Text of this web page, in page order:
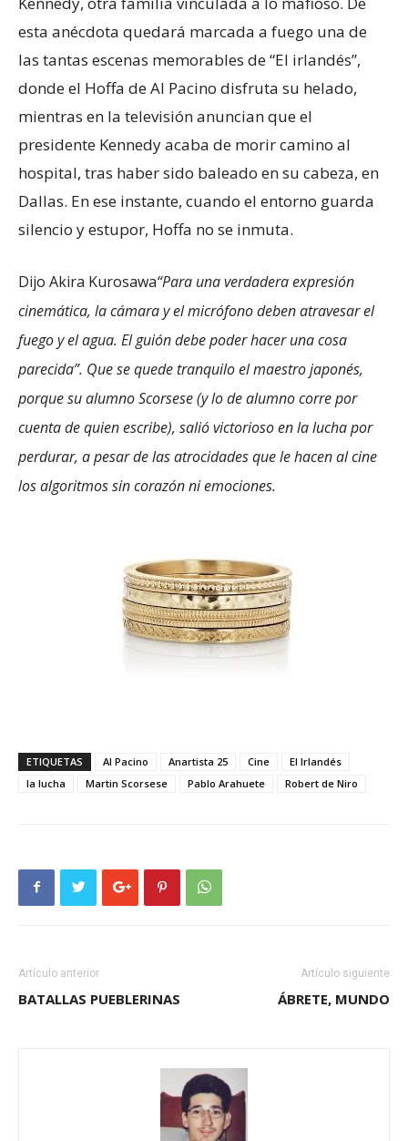
esta anécdota quedará marcada a fuego una de
las tantas escenas memorables de “El irlandés”,
donde el Hoffa de Al Pacino disfruta su helado,
mientras en la televisión anuncian que el
presidente Kennedy acaba de morir camino al
hospital, tras haber sido baleado en su cabeza, en
Dallas. En ese instante, cuando el entorno guarda
silencio y estupor, Hoffa no se inmuta.
Dijo Akira Kurosawa“Para una verdadera expresión
cinemática, la cámara y el micrófono deben atravesar el
fuego y el agua. El guión debe poder hacer una cosa
parecida”. Que se quede tranquilo el maestro japonés,
porque su alumno Scorsese (y lo de alumno corre por
cuenta de quien escribe), salió victorioso en la lucha por
perdurar, a pesar de las atrocidades que le hacen al cine
los algoritmos sin corazón ni emociones.
ETIQUETAS Al Pacino Anartista 25 Cine
El Irlandés
la lucha
Martin Scorsese Pablo Arahuete Robert de Niro
Artículo anterior
BATALLAS PUEBLERINAS
Artículo siguiente
ÁBRETE, MUNDO